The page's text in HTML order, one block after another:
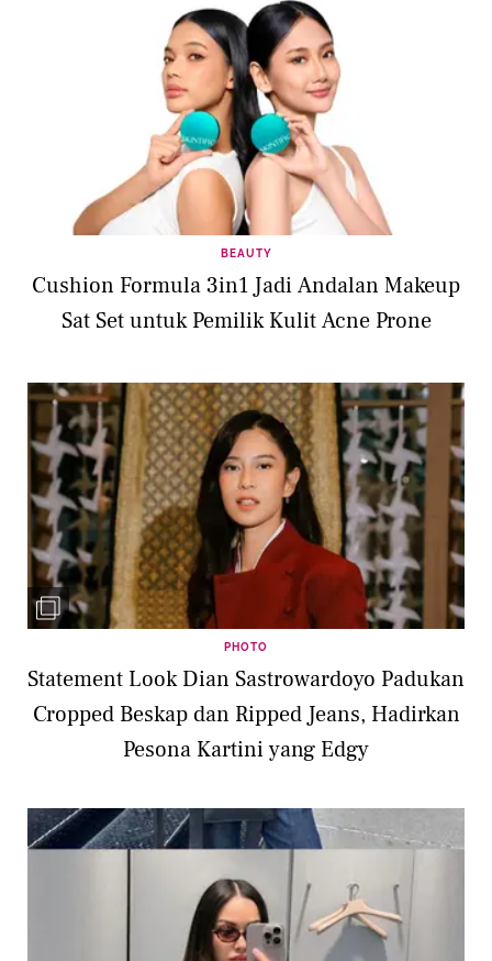
BEAUTY
Cushion Formula 3in1 Jadi Andalan Makeup
Sat Set untuk Pemilik Kulit Acne Prone
PHOTO
Statement Look Dian Sastrowardoyo Padukan
Cropped Beskap dan Ripped Jeans, Hadirkan
Pesona Kartini yang Edgy